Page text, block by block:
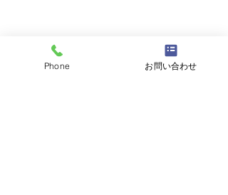
Phone お問い合わせ